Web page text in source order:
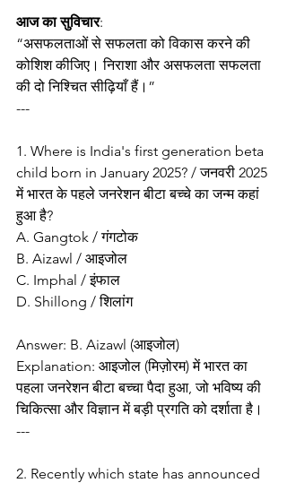
आज का सुविचार:
“असफलताओं से सफलता को विकास करने की
कोशिश कीजिए। निराशा और असफलता सफलता
की दो निश्चित सीढ़ियाँ हैं।”
---
1. Where is India's first generation beta
child born in January 2025? / जनवरी 2025
में भारत के पहले जनरेशन बीटा बच्चे का जन्म कहां
हुआ है?
A. Gangtok / गंगटोक
B. Aizawl / आइजोल
C. Imphal / इंफाल
D. Shillong / शिलांग
Answer: B. Aizawl (आइजोल)
Explanation: आइजोल (मिज़ोरम) में भारत का
पहला जनरेशन बीटा बच्चा पैदा हुआ, जो भविष्य की
चिकित्सा और विज्ञान में बड़ी प्रगति को दर्शाता है।
---
2. Recently which state has announced